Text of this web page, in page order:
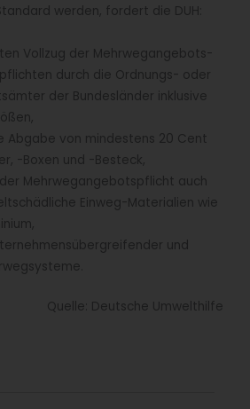
werden, fordert die DUH:
Vollzug der Mehrwegangebots-
durch die Ordnungs- oder
der Bundesländer inklusive
Abgabe von mindestens 20 Cent
-Boxen und -Besteck,
Mehrwegangebotspflicht auch
Einweg-Materialien wie
und
Quelle: Deutsche Umwelthilfe